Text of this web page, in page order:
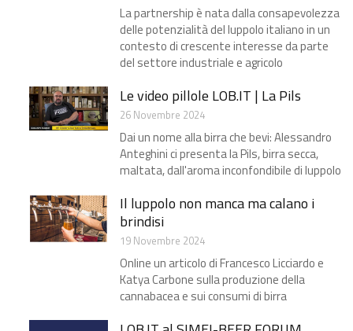
La partnership è nata dalla consapevolezza
delle potenzialità del luppolo italiano in un
contesto di crescente interesse da parte
del settore industriale e agricolo
Le video pillole LOB.IT | La Pils
26 Novembre 2024
Dai un nome alla birra che bevi: Alessandro
Anteghini ci presenta la Pils, birra secca,
maltata, dall'aroma inconfondibile di luppolo
Il luppolo non manca ma calano i
brindisi​
19 Novembre 2024
Online un articolo di Francesco Licciardo e
Katya Carbone sulla produzione della
cannabacea e sui consumi di birra